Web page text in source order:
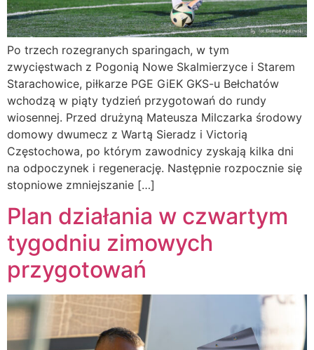
Po trzech rozegranych sparingach, w tym
zwycięstwach z Pogonią Nowe Skalmierzyce i Starem
Starachowice, piłkarze PGE GiEK GKS-u Bełchatów
wchodzą w piąty tydzień przygotowań do rundy
wiosennej. Przed drużyną Mateusza Milczarka środowy
domowy dwumecz z Wartą Sieradz i Victorią
Częstochowa, po którym zawodnicy zyskają kilka dni
na odpoczynek i regenerację. Następnie rozpocznie się
stopniowe zmniejszanie […]
Plan działania w czwartym
tygodniu zimowych
przygotowań